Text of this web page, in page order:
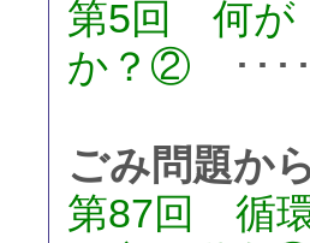
第5回 何が
か？② ･･･
ごみ問題か
第87回 循